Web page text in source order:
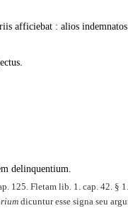
afficiebat : alios
delinquentium.
125. Fletam lib. 1. cap. 42. §
dicuntur esse signa seu